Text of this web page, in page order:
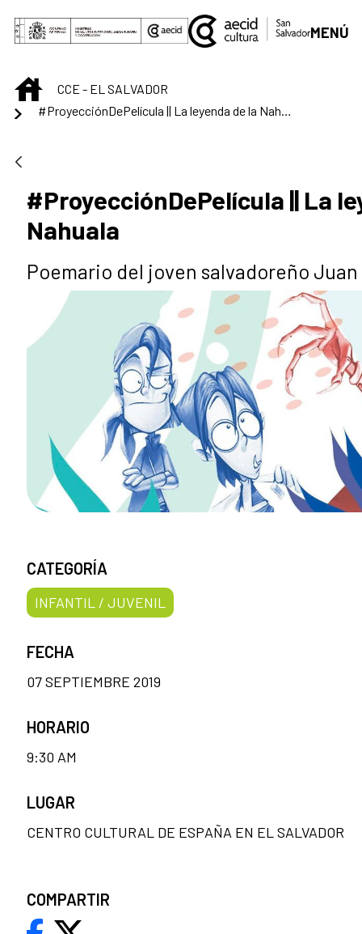
Saltar al contenido principal
MENÚ
INICIOCCE - EL SALVADOR
#ProyecciónDePelícula || La
Nahuala
Poemario del joven salvadoreño
CATEGORÍA
INFANTIL / JUVENIL
FECHA
07 SEPTIEMBRE 2019
HORARIO
9:30 AM
LUGAR
CENTRO CULTURAL DE ESPAÑA EN EL SALVADOR
COMPARTIR